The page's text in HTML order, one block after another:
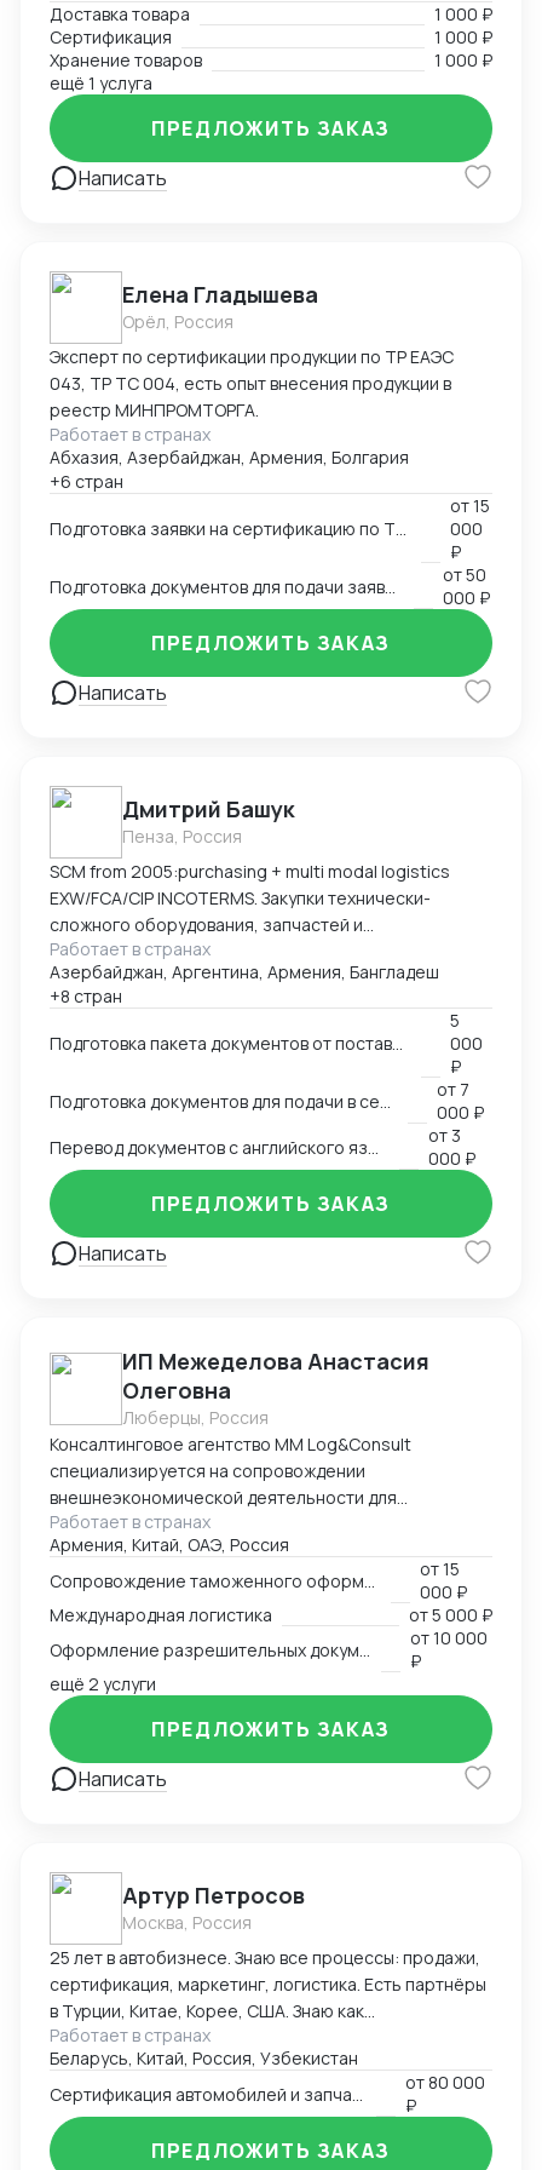
сопроводительной и разрешительной
документации.
Доставка товара
1 000 ₽
Сертификация
1 000 ₽
Хранение товаров
1 000 ₽
ещё 1 услуга
Написать
ПРЕДЛОЖИТЬ ЗАКАЗ
Елена Гладышева
Орёл, Россия
Эксперт по сертификации продукции по ТР ЕАЭС
043, ТР ТС 004, есть опыт внесения продукции в
реестр МИНПРОМТОРГА.
Работает в странах
Абхазия, Азербайджан, Армения, Болгария
+6 стран
Подготовка заявки на сертификацию по ТР ЕАЭС 043, ТР ТС 004, ТР ТС 020, ТР ТС 010, 123-ФЗ
от15
000
₽
от50
000 ₽
Написать
ПРЕДЛОЖИТЬ ЗАКАЗ
Дмитрий Башук
Пенза, Россия
SCM from 2005:purchasing + multi modal logistics
EXW/FCA/CIP INCOTERMS. Закупки технически-
сложного оборудования, запчастей и
комплектующих к нему.
Работает в странах
Азербайджан, Аргентина, Армения, Бангладеш
+8 стран
Подготовка пакета документов от поставщика на EXW, FCA, CIP
5
000
₽
от 7
000 ₽
от 3
000 ₽
Написать
ПРЕДЛОЖИТЬ ЗАКАЗ
ИП Межеделова Анастасия
Олеговна
Люберцы, Россия
Консалтинговое агентство MM Log&Consult
специализируется на сопровождении
внешнеэкономической деятельности для
участников международного рынка из России и
Армении. Наш опыт в сфере ВЭД более 13 лет
позволяет нам оказывать качественные
консалтинговые услуги для компаний, решивших
выйти на международный рынок. MM Log&Consult
поможет организовать международный бизнес в
Вашей компании в требуемых масштабах: -
организация и внедрение ВЭД с нуля; -
консультирование и разработка стратегии
внедрения ВЭД в компанию силами заказчика; -
сопровождение международной сделки разово или
Работает в странах
Армения, Китай, ОАЭ, Россия
от15
000 ₽
Международная логистика
от5 000 ₽
от10 000
₽
ещё 2 услуги
Написать
ПРЕДЛОЖИТЬ ЗАКАЗ
Артур Петросов
Москва, Россия
25 лет в автобизнесе. Знаю все процессы: продажи,
сертификация, маркетинг, логистика. Есть партнёры
в Турции, Китае, Корее, США. Знаю как
омологировать автомобили в 18ти странах мира.
Работает в странах
Беларусь, Китай, Россия, Узбекистан
от 80 000
₽
ПРЕДЛОЖИТЬ ЗАКАЗ